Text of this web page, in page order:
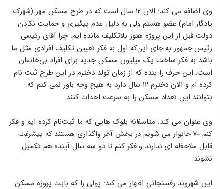
وی اضافه می کند: الان ۱۲ سال است که در طرح مسکن مهر (شهرک
یادگار امام) عضو هستم ولی به دلیل عدم پیگیری و حمایت نکردن
دولت قبل از این پروژه هنوز بلاتکلیف مانده ایم. چرا آقای رئیسی
رئیس جمهور به جای این‌که اول به فکر تعیین تکلیف افرادی مثل ما
باشد به فکر ساخت یک میلیون مسکن جدید برای افراد بی‌خانمان
است. این حرف را بنده که از زمان تولد دخترم در این طرح ثبت نام
کرده ام و الان دخترم ۱۲ سال دارد به هیج وجه باور نمی کنم که
بتوانند این تعداد مسکن را به سرعت احداث کنند.
وی عنوان می کند: متاسفانه بلوک هایی که ما ثبت‌نام کرده ایم و فکر
کنم ۷۰ خانوار می شویم در بخش آخر واگذاری هستند که پیشرفت
قابل ملاحظه ای ندارند و فکر کنم تا دو سه سال آینده هم تکمیل
نشوند.
این شهروند رفسنجانی اظهار می کند: پولی را که بابت پروژه مسکن